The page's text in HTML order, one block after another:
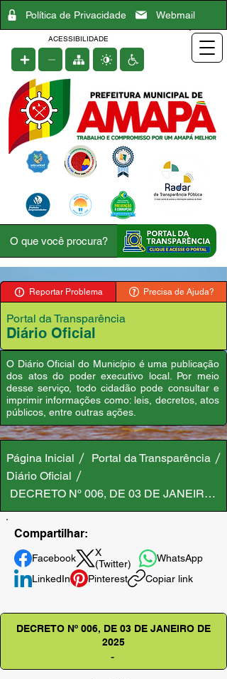
Política de Privacidade Webmail
ACESSIBILIDADE
Reportar Problema Precisa de Ajuda?
Portal da Transparência
Diário Oficial
O Diário Oficial do Município é uma publicação
dos atos do poder executivo local. Por meio
desse serviço, todo cidadão pode consultar e
imprimir informações como: leis, decretos, atos
públicos, entre outras ações.
Página Inicial
Portal da Transparência
Diário Oficial
DECRETO Nº 006, DE 03 DE JANEIRO
Compartilhar:
Facebook
X
(Twitter)
WhatsApp
LinkedIn
Pinterest Copiar link
DECRETO Nº 006, DE 03 DE JANEIRO DE
2025
-